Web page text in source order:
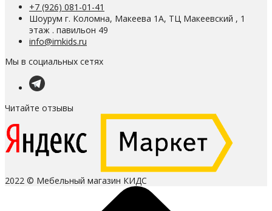
+7 (926) 081-01-41
Шоурум г. Коломна, Макеева 1А, ТЦ Макеевский , 1
этаж . павильон 49
info@imkids.ru
Мы в социальных сетях
Читайте отзывы
2022 © Мебельный магазин КИДС